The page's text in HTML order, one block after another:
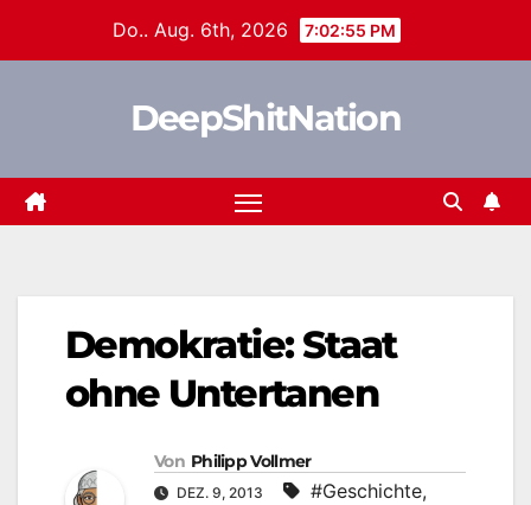
Do.. Aug. 6th, 2026 7:02:55 PM
DeepShitNation
Demokratie: Staat
ohne Untertanen
Von Philipp Vollmer
DEZ. 9, 2013 #Geschichte,